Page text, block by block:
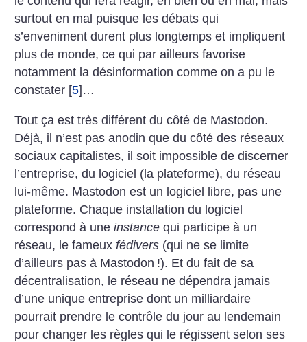
surtout en mal puisque les débats qui
s’enveniment durent plus longtemps et impliquent
plus de monde, ce qui par ailleurs favorise
notamment la désinformation comme on a pu le
constater [5] …
Tout ça est très différent du côté de Mastodon.
Déjà, il n’est pas anodin que du côté des réseaux
sociaux capitalistes, il soit impossible de discerner
l’entreprise, du logiciel (la plateforme), du réseau
lui-même. Mastodon est un logiciel libre, pas une
plateforme. Chaque installation du logiciel
correspond à uneinstance qui participe à un
réseau, le fameuxfédivers (qui ne se limite
d’ailleurs pas à Mastodon !). Et du fait de sa
décentralisation, le réseau ne dépendra jamais
d’une unique entreprise dont un milliardaire
pourrait prendre le contrôle du jour au lendemain
pour changer les règles qui le régissent selon ses